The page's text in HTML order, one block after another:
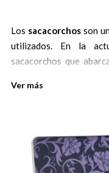
Los sacacorchos son
utilizados. En la
sacacorchos que
sacacorchos eléctrico
Su elección
utilizarse como de
todos ellos extraen el
Sin duda, una
Ver más